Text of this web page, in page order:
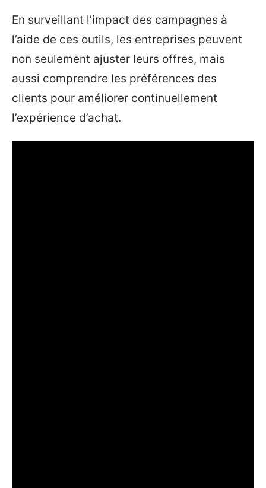
En surveillant l’impact des campagnes à
l’aide de ces outils, les entreprises peuvent
non seulement ajuster leurs offres, mais
aussi comprendre les préférences des
clients pour améliorer continuellement
l’expérience d’achat.